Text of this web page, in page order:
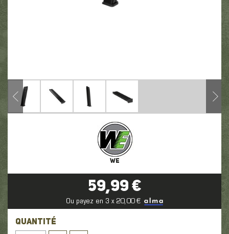
WE
59,99 €
Ou payez en 3 x 20,00 €
QUANTITÉ